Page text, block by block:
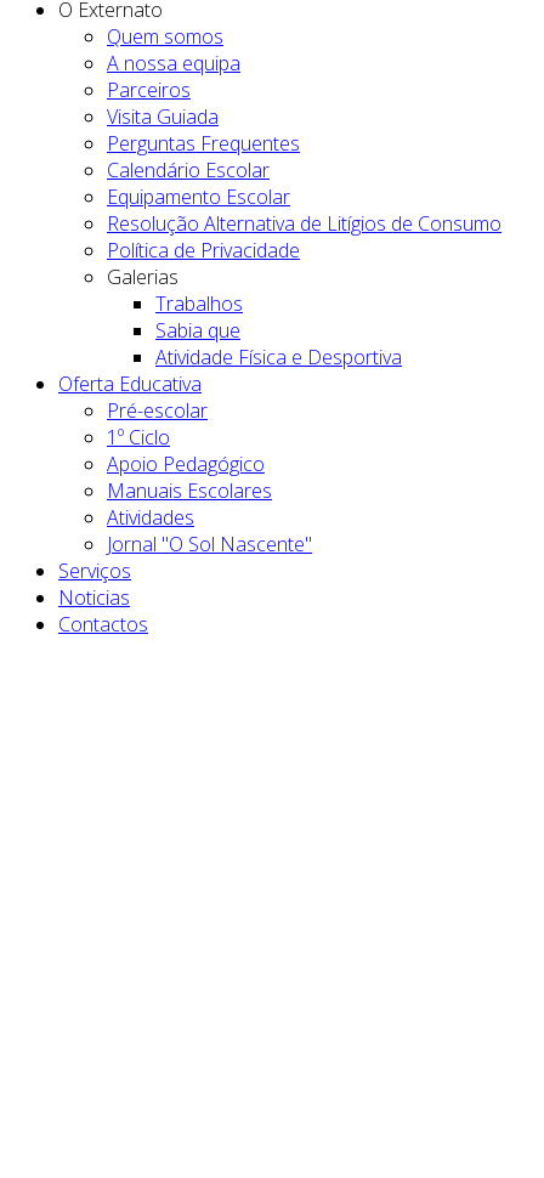
O Externato
Quem somos
A nossa equipa
Parceiros
Visita Guiada
Perguntas Frequentes
Calendário Escolar
Equipamento Escolar
Resolução Alternativa de Litígios de Consumo
Política de Privacidade
Galerias
Trabalhos
Sabia que
Atividade Física e Desportiva
Oferta Educativa
Pré-escolar
1º Ciclo
Apoio Pedagógico
Manuais Escolares
Atividades
Jornal "O Sol Nascente"
Serviços
Noticias
Contactos